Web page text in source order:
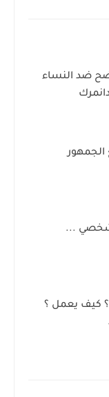
ضد النساء
...
كيف يعمل ؟